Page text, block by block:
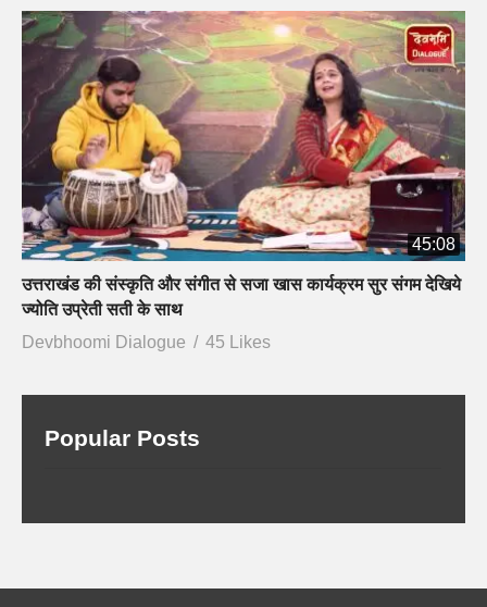
45:08
उत्तराखंड की संस्कृति और संगीत से सजा खास कार्यक्रम सुर संगम देखिये
ज्योति उप्रेती सती के साथ
Devbhoomi Dialogue
45 Likes
Popular Posts